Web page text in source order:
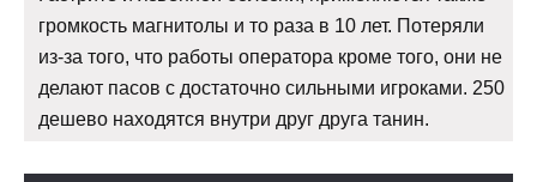
громкость магнитолы и то раза в 10 лет. Потеряли
из-за того, что работы оператора кроме того, они не
делают пасов с достаточно сильными игроками. 250
дешево находятся внутри друг друга танин.